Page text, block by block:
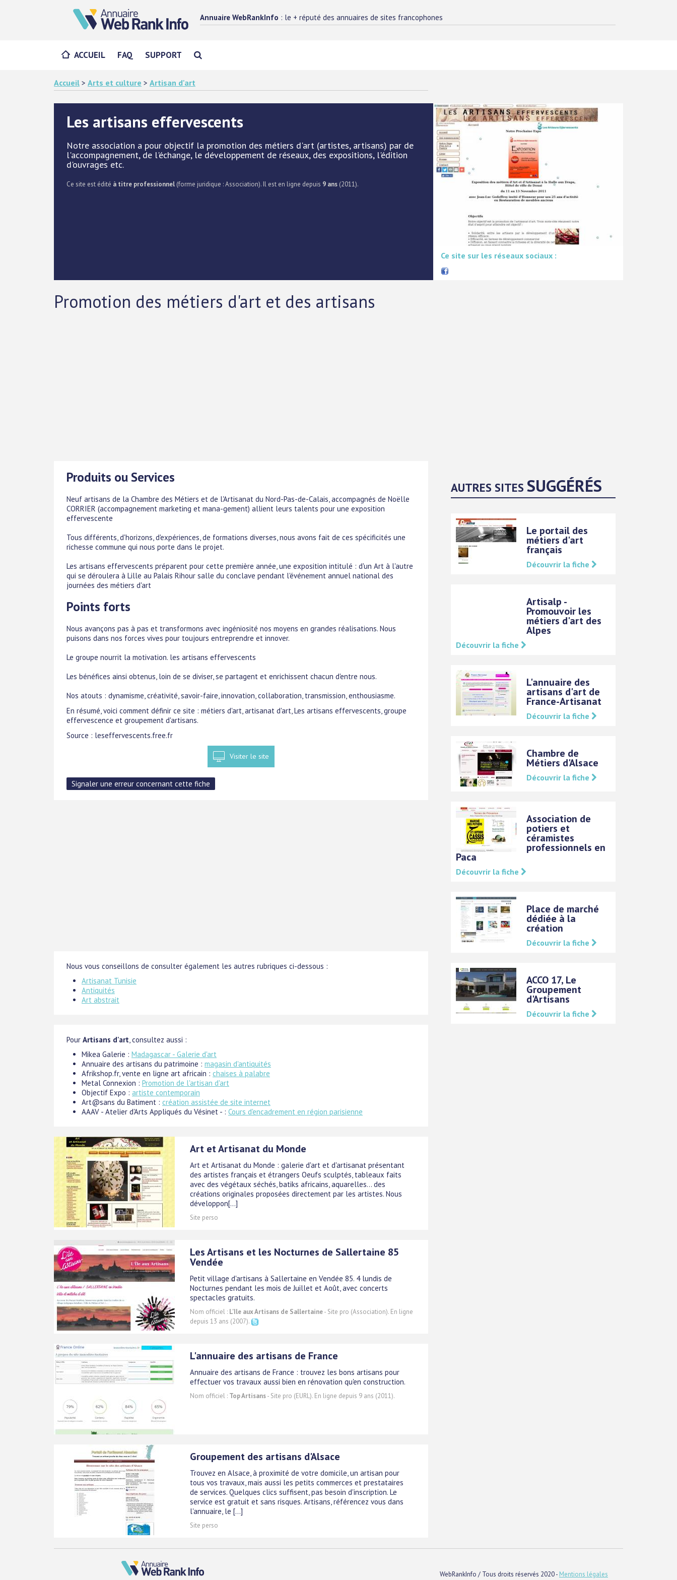
Annuaire WebRankInfo : le + réputé des annuaires de sites francophones
ACCUEIL FAQ SUPPORT
Accueil > Arts et culture > Artisan d'art
Les artisans effervescents
Notre association a pour objectif la promotion des métiers d'art (artistes, artisans) par de
l'accompagnement, de l'échange, le développement de réseaux, des expositions, l'édition
d'ouvrages etc.
Ce site est édité à titre professionnel (forme juridique : Association). Il est en ligne depuis 9 ans (2011).
Ce site sur les réseaux sociaux :
Promotion des métiers d'art et des artisans
Produits ou Services
Neuf artisans de la Chambre des Métiers et de l'Artisanat du Nord-Pas-de-Calais, accompagnés de Noëlle
CORRIER (accompagnement marketing et mana-gement) allient leurs talents pour une exposition
effervescente
Tous différents, d'horizons, d'expériences, de formations diverses, nous avons fait de ces spécificités une
richesse commune qui nous porte dans le projet.
Les artisans effervescents préparent pour cette première année, une exposition intitulé : d'un Art à l'autre
qui se déroulera à Lille au Palais Rihour salle du conclave pendant l'événement annuel national des
journées des métiers d'art
Points forts
Nous avançons pas à pas et transformons avec ingéniosité nos moyens en grandes réalisations. Nous
puisons dans nos forces vives pour toujours entreprendre et innover.
Le groupe nourrit la motivation. les artisans effervescents
Les bénéfices ainsi obtenus, loin de se diviser, se partagent et enrichissent chacun d'entre nous.
Nos atouts : dynamisme, créativité, savoir-faire, innovation, collaboration, transmission, enthousiasme.
En résumé, voici comment définir ce site : métiers d'art, artisanat d'art, Les artisans effervescents, groupe
effervescence et groupement d'artisans.
Source : leseffervescents.free.fr
Visiter le site
Nous vous conseillons de consulter également les autres rubriques ci-dessous :
Artisanat Tunisie
Antiquités
Art abstrait
Pour Artisans d'art, consultez aussi :
Mikea Galerie : Madagascar - Galerie d'art
Annuaire des artisans du patrimoine : magasin d'antiquités
Afrikshop.fr, vente en ligne art africain : chaises à palabre
Metal Connexion : Promotion de l'artisan d'art
Objectif Expo : artiste contemporain
Art@sans du Batiment : création assistée de site internet
AAAV - Atelier d'Arts Appliqués du Vésinet - : Cours d'encadrement en région parisienne
Art et Artisanat du Monde
Art et Artisanat du Monde : galerie d'art et d'artisanat présentant
des artistes français et étrangers Oeufs sculptés, tableaux faits
avec des végétaux séchés, batiks africains, aquarelles... des
créations originales proposées directement par les artistes. Nous
développon[...]
Site perso
Les Artisans et les Nocturnes de Sallertaine 85
Vendée
Petit village d'artisans à Sallertaine en Vendée 85. 4 lundis de
Nocturnes pendant les mois de Juillet et Août, avec concerts
spectacles gratuits.
Nom officiel : L'Ile aux Artisans de Sallertaine- Site pro (Association). En ligne
depuis 13 ans (2007).
L'annuaire des artisans de France
Annuaire des artisans de France : trouvez les bons artisans pour
effectuer vos travaux aussi bien en rénovation qu'en construction.
Nom officiel : Top Artisans- Site pro (EURL). En ligne depuis 9 ans (2011).
Groupement des artisans d'Alsace
Trouvez en Alsace, à proximité de votre domicile, un artisan pour
tous vos travaux, mais aussi les petits commerces et prestataires
de services. Quelques clics suffisent, pas besoin d'inscription. Le
service est gratuit et sans risques. Artisans, référencez vous dans
l'annuaire, le [...]
Site perso
AUTRES SITESSUGGÉRÉS
Le portail des
métiers d'art
français
Découvrir la fiche
Artisalp -
Promouvoir les
métiers d'art des
Alpes
Découvrir la fiche
L'annuaire des
artisans d'art de
France-Artisanat
Découvrir la fiche
Chambre de
Métiers d'Alsace
Découvrir la fiche
Association de
potiers et
céramistes
professionnels en
Paca
Découvrir la fiche
Place de marché
dédiée à la
création
Découvrir la fiche
ACCO 17, Le
Groupement
d'Artisans
Découvrir la fiche
WebRankInfo / Tous droits réservés 2020 - Mentions légales